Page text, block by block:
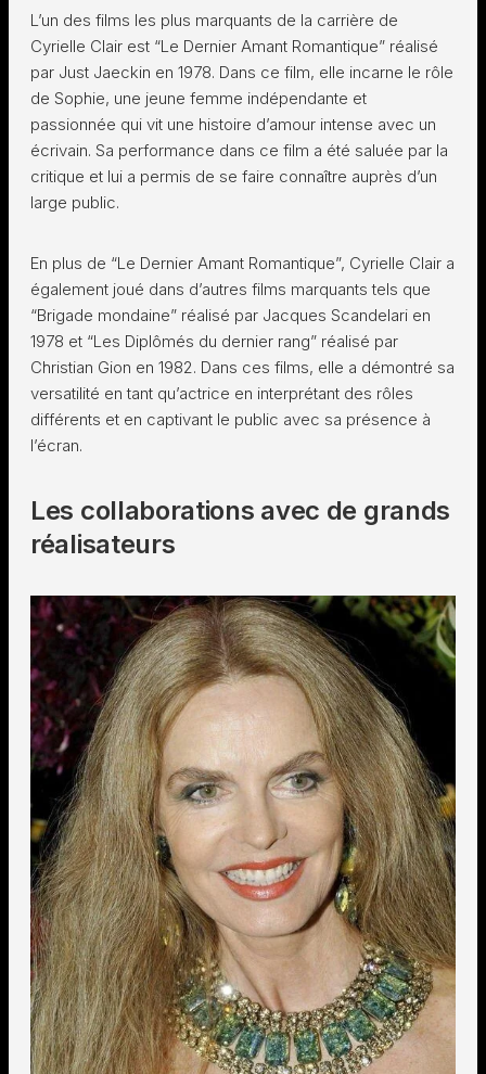
L’un des films les plus marquants de la carrière de
Cyrielle Clair est “Le Dernier Amant Romantique” réalisé
par Just Jaeckin en 1978. Dans ce film, elle incarne le rôle
de Sophie, une jeune femme indépendante et
passionnée qui vit une histoire d’amour intense avec un
écrivain. Sa performance dans ce film a été saluée par la
critique et lui a permis de se faire connaître auprès d’un
large public.
En plus de “Le Dernier Amant Romantique”, Cyrielle Clair a
également joué dans d’autres films marquants tels que
“Brigade mondaine” réalisé par Jacques Scandelari en
1978 et “Les Diplômés du dernier rang” réalisé par
Christian Gion en 1982. Dans ces films, elle a démontré sa
versatilité en tant qu’actrice en interprétant des rôles
différents et en captivant le public avec sa présence à
l’écran.
Les collaborations avec de grands
réalisateurs